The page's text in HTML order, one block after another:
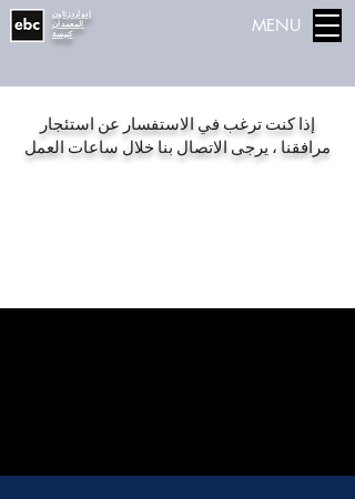
إدواردزتاون
المعمدان
كنيسة
MENU
إذا كنت ترغب في الاستفسار عن استئجار
مرافقنا ، يرجى الاتصال بنا خلال ساعات العمل